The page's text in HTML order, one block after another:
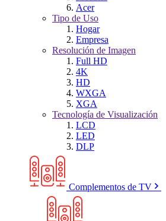
Acer
Tipo de Uso
Hogar
Empresa
Resolución de Imagen
Full HD
4K
HD
WXGA
XGA
Tecnología de Visualización
LCD
LED
DLP
Complementos de TV